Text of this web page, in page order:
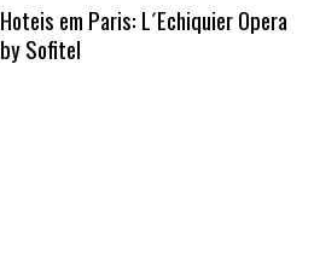
Hoteis em Paris: L´Echiquier Opera
by Sofitel